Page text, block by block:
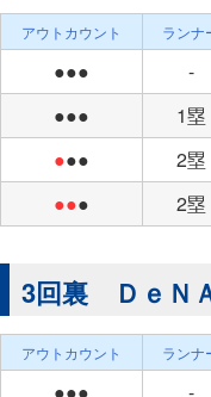
アウトカウント ランナ
●●● -
●●●
1塁
●●● 2塁
●●● 2塁
3回裏 ＤｅＮ
アウトカウント ランナ